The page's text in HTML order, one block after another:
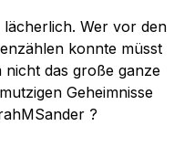
lächerlich. Wer vor den
konnte müsst
das große ganze
Geheimnisse
?